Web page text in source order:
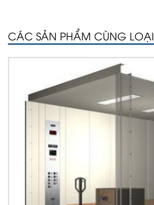
CÁC SẢN PHẨM CÙNG LOẠI